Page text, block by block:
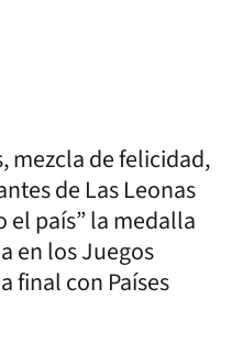
mezcla de felicidad,
de Las Leonas
país” la medalla
en los Juegos
final con Países